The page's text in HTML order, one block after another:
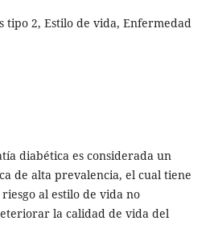
tipo 2, Estilo de vida, Enfermedad
diabética es considerada un
de alta prevalencia, el cual tiene
al estilo de vida no
la calidad de vida del